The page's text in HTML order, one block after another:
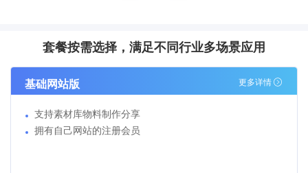
套餐按需选择，满足不同行业多场景应用
基础网站版 更多详情
支持素材库物料制作分享
拥有自己网站的注册会员